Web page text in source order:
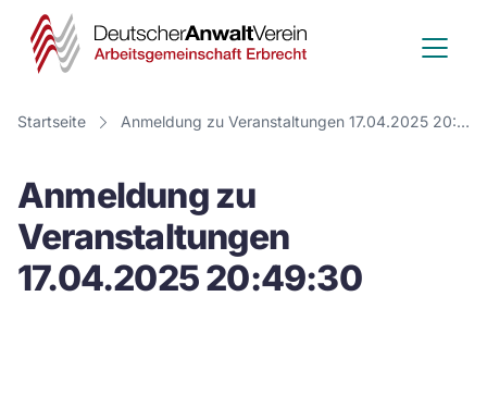
Deutscher
Anwalt
Verein
Startseite Anmeldung zu Veranstaltungen 17.04.2025 20:49:30
Anmeldung zu
Veranstaltungen
17.04.2025 20:49:30